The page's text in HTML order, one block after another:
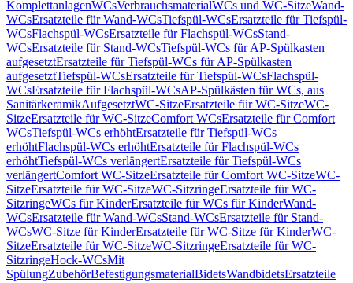
KomplettanlagenWCsVerbrauchsmaterialWCs und WC-SitzeWand-
WCsErsatzteile für Wand-WCsTiefspül-WCsErsatzteile für Tiefspül-
WCsFlachspül-WCsErsatzteile für Flachspül-WCsStand-
WCsErsatzteile für Stand-WCsTiefspül-WCs für AP-Spülkasten
aufgesetztErsatzteile für Tiefspül-WCs für AP-Spülkasten
aufgesetztTiefspül-WCsErsatzteile für Tiefspül-WCsFlachspül-
WCsErsatzteile für Flachspül-WCsAP-Spülkästen für WCs, aus
SanitärkeramikAufgesetztWC-SitzeErsatzteile für WC-SitzeWC-
SitzeErsatzteile für WC-SitzeComfort WCsErsatzteile für Comfort
WCsTiefspül-WCs erhöhtErsatzteile für Tiefspül-WCs
erhöhtFlachspül-WCs erhöhtErsatzteile für Flachspül-WCs
erhöhtTiefspül-WCs verlängertErsatzteile für Tiefspül-WCs
verlängertComfort WC-SitzeErsatzteile für Comfort WC-SitzeWC-
SitzeErsatzteile für WC-SitzeWC-SitzringeErsatzteile für WC-
SitzringeWCs für KinderErsatzteile für WCs für KinderWand-
WCsErsatzteile für Wand-WCsStand-WCsErsatzteile für Stand-
WCsWC-Sitze für KinderErsatzteile für WC-Sitze für KinderWC-
SitzeErsatzteile für WC-SitzeWC-SitzringeErsatzteile für WC-
SitzringeHock-WCsMit
SpülungZubehörBefestigungsmaterialBidetsWandbidetsErsatzteile